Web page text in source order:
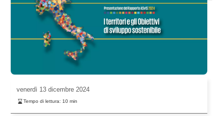
venerdì 13 dicembre 2024
Tempo di lettura: 10 min